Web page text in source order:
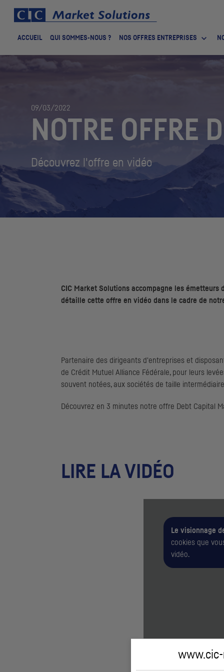
ACCUEIL QUI SOMMES-NOUS ? NOS OFFRES ENTREPRISES
09/03/2022
NOTRE OFFRE
Découvrez l'offre en vidéo
CIC Market Solutions accompagne les
détaille cette offre en vidéo dans le cadre de
Partenaire des dirigeants d'entreprises et
de Crédit Mutuel Alliance Fédérale, pour leurs
souvent notées, aux sociétés de taille
Découvrez en 3 minutes notre offre Debt Capital
LIRE LA VIDÉO
Le visionnage
cookies que
vidéo.